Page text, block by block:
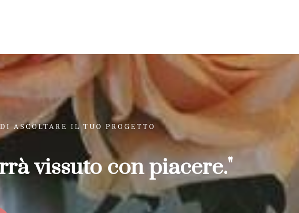
vissuto con piacere."
ASCOLTARE IL TUO PROGETTO